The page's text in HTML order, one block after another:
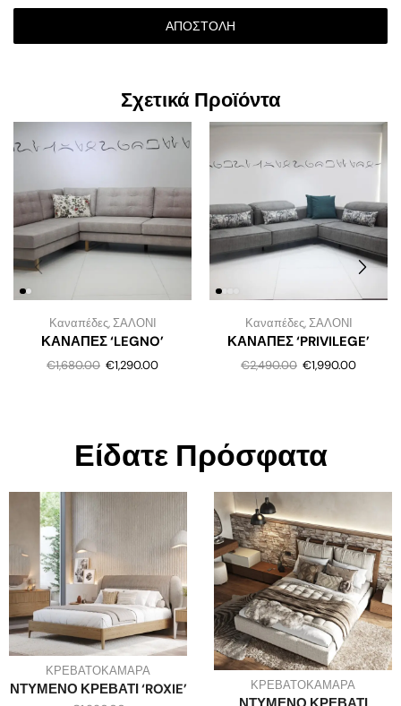
ΑΠΟΣΤΟΛΉ
Σχετικά Προϊόντα
Καναπέδες,ΣΑΛΟΝΙ
ΚΑΝΑΠΕΣ ‘LEGNO’
€1,680.00 €1,290.00
Καναπέδες,ΣΑΛΟΝΙ
ΚΑΝΑΠΕΣ ‘PRIVILEGE’
€2,490.00 €1,990.00
Είδατε Πρόσφατα
ΚΡΕΒΑΤΟΚΑΜΑΡΑ
ΝΤΥΜΕΝΟ ΚΡΕΒΑΤΙ ‘ROXIE’ ΚΡΕΒΑΤΟΚΑΜΑΡΑ